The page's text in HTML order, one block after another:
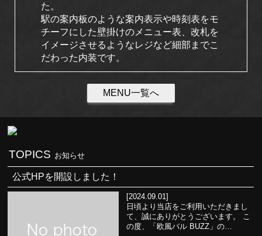
た。
駅の案内板のような案内表示や時刻表をモ
チーフにした壁掛けのメニュー表、改札を
イメージさせるようなレジなど細部までこ
だわった内装です。
MENU一覧へ
TOPICS お知らせ
公式HPを開設しました！
[2024.09.01]
日頃より当店をご利用いただきまし
て、誠にありがとうございます。 こ
の度、「欧風バル BUZZ」の…